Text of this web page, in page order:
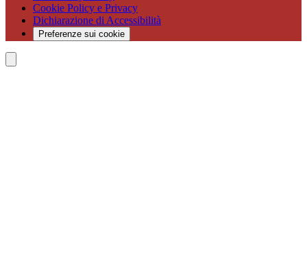
Cookie Policy e Privacy
Dichiarazione di Accessibilità
Preferenze sui cookie